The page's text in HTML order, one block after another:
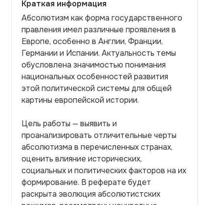
Краткая информация
Абсолютизм как форма государственного
правления имел различные проявления в
Европе, особенно в Англии, Франции,
Германии и Испании. Актуальность темы
обусловлена значимостью понимания
национальных особенностей развития
этой политической системы для общей
картины европейской истории.
Цель работы — выявить и
проанализировать отличительные черты
абсолютизма в перечисленных странах,
оценить влияние исторических,
социальных и политических факторов на их
формирование. В реферате будет
раскрыта эволюция абсолютистских